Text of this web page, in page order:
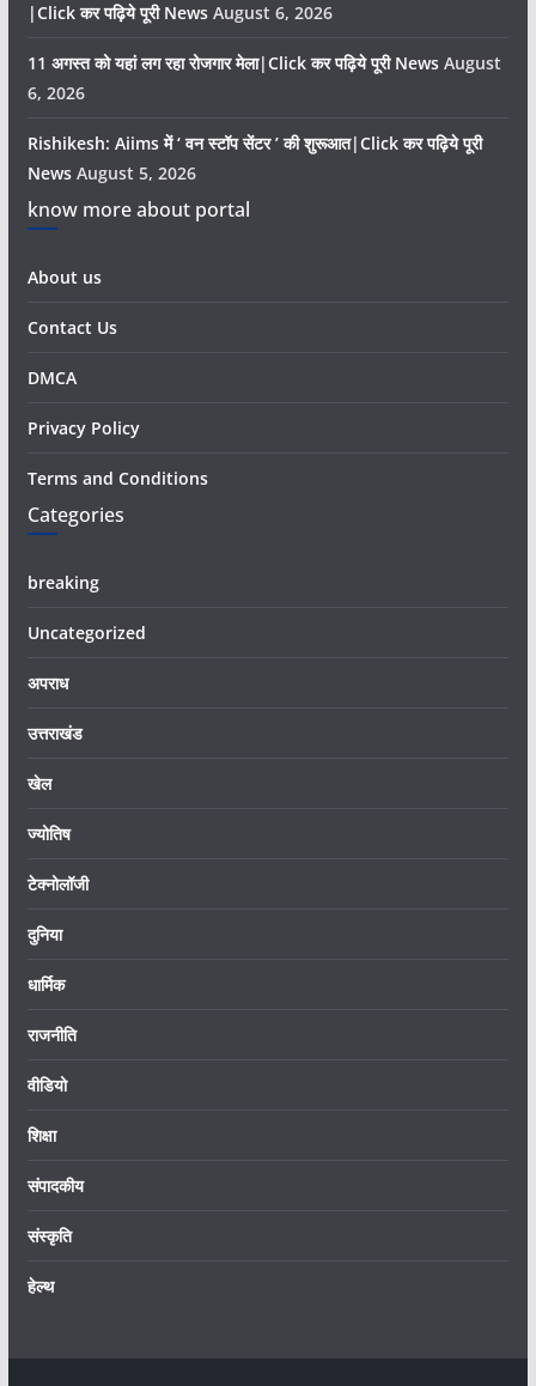
|Click कर पढ़िये पूरी News August 6, 2026
11 अगस्त को यहां लग रहा रोजगार मेला|Click कर पढ़िये पूरी News August
6, 2026
Rishikesh: Aiims में ‘ वन स्टॉप सेंटर ’ की शुरूआत|Click कर पढ़िये पूरी
News August 5, 2026
know more about portal
About us
Contact Us
DMCA
Privacy Policy
Terms and Conditions
Categories
breaking
Uncategorized
अपराध
उत्तराखंड
खेल
ज्योतिष
टेक्नोलॉजी
दुनिया
धार्मिक
राजनीति
वीडियो
शिक्षा
संपादकीय
संस्कृति
हेल्थ